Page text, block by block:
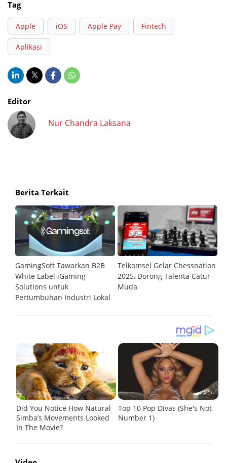
Tag
Apple iOS Apple Pay Fintech
Aplikasi
Editor
Nur Chandra Laksana
Berita Terkait
GamingSoft Tawarkan B2B
White Label iGaming
Solutions untuk
Pertumbuhan Industri Lokal
Telkomsel Gelar Chessnation
2025, Dorong Talenta Catur
Muda